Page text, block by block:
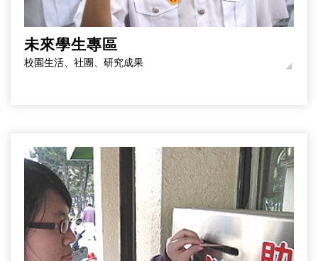
未來學生專區
校園生活、社團、研究成果